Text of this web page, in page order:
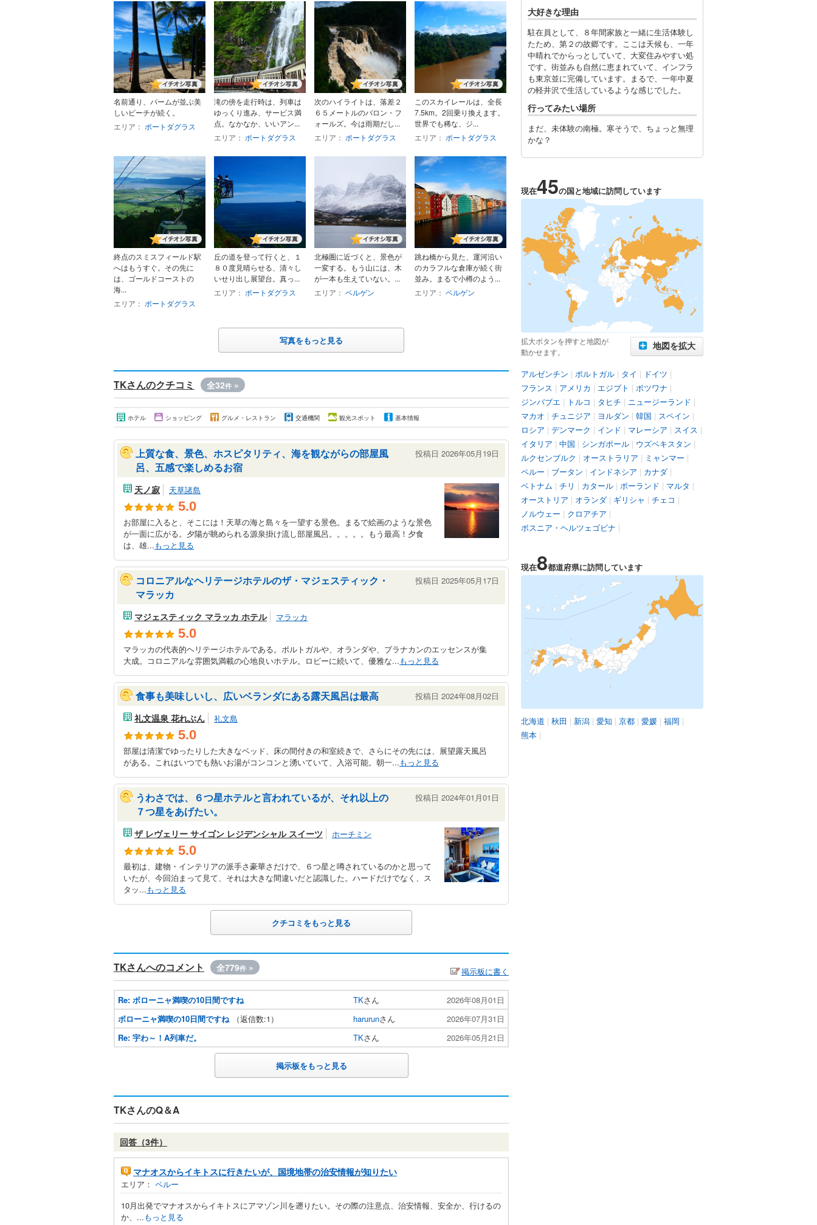
名前通り、パームが並ぶ美
しいビーチが続く。
エリア： ポートダグラス
滝の傍を走行時は、列車は
ゆっくり進み、サービス満
点。なかなか、いいアン...
エリア： ポートダグラス
次のハイライトは、落差２
６５メートルのバロン・フ
ォールズ。今は雨期だし...
エリア： ポートダグラス
このスカイレールは、全長
7.5km。2回乗り換えます。
世界でも稀な、ジ...
エリア： ポートダグラス
終点のスミスフィールド駅
へはもうすぐ。その先に
は、ゴールドコーストの
海...
エリア： ポートダグラス
丘の道を登って行くと、１
８０度見晴らせる、清々し
いせり出し展望台。真っ...
エリア： ポートダグラス
北極圏に近づくと、景色が
一変する。もう山には、木
が一本も生えていない。...
エリア： ベルゲン
跳ね橋から見た、運河沿い
のカラフルな倉庫が続く街
並み。まるで小樽のよう...
エリア： ベルゲン
写真をもっと見る
TKさんのクチコミ 全32件 »
ホテル ショッピング グルメ・レストラン 交通機関 観光スポット 基本情報
上質な食、景色、ホスピタリティ、海を観ながらの部屋風
呂、五感で楽しめるお宿
投稿日 2026年05月19日
天ノ寂 天草諸島
5.0
お部屋に入ると、そこには！天草の海と島々を一望する景色。まるで絵画のような景色
が一面に広がる。夕陽が眺められる源泉掛け流し部屋風呂。。。。。もう最高！夕食
は、雄...もっと見る
コロニアルなヘリテージホテルのザ・マジェスティック・
マラッカ
投稿日 2025年05月17日
マジェスティック マラッカ ホテル マラッカ
5.0
マラッカの代表的ヘリテージホテルである。ポルトガルや、オランダや、ブラナカンのエッセンスが集
大成。コロニアルな雰囲気満載の心地良いホテル。ロビーに続いて、優雅な...もっと見る
食事も美味しいし、広いベランダにある露天風呂は最高 投稿日 2024年08月02日
礼文温泉 花れぶん 礼文島
5.0
部屋は清潔でゆったりした大きなベッド、床の間付きの和室続きで、さらにその先には、展望露天風呂
がある。これはいつでも熱いお湯がコンコンと湧いていて、入浴可能。朝一...もっと見る
うわさでは、６つ星ホテルと言われているが、それ以上の
７つ星をあげたい。
投稿日 2024年01月01日
ザ レヴェリー サイゴン レジデンシャル スイーツ ホーチミン
5.0
最初は、建物・インテリアの派手さ豪華さだけで、６つ星と噂されているのかと思って
いたが、今回泊まって見て、それは大きな間違いだと認識した。ハードだけでなく、ス
タッ...もっと見る
クチコミをもっと見る
TKさんへのコメント 全779件 » 掲示板に書く
Re: ボローニャ満喫の10日間ですね TKさん
2026年08月01日
ボローニャ満喫の10日間ですね
（返信数:1） harurunさん
2026年07月31日
Re: 宇わ～！A列車だ。
TKさん 2026年05月21日
掲示板をもっと見る
TKさんのQ＆A
回答（3件）
マナオスからイキトスに行きたいが、国境地帯の治安情報が知りたい
エリア： ペルー
10月出発でマナオスからイキトスにアマゾン川を遡りたい。その際の注意点、治安情報、安全か、行けるの
か、...もっと見る
大好きな理由
駐在員として、８年間家族と一緒に生活体験し
たため、第２の故郷です。ここは天候も、一年
中晴れでからっとしていて、大変住みやすい処
です。街並みも自然に恵まれていて、インフラ
も東京並に完備しています。まるで、一年中夏
の軽井沢で生活しているような感じでした。
行ってみたい場所
まだ、未体験の南極。寒そうで、ちょっと無理
かな？
現在45の国と地域に訪問しています
拡大ボタンを押すと地図が
動かせます。
地図を拡大
アルゼンチン | ポルトガル | タイ | ドイツ |
フランス | アメリカ | エジプト | ボツワナ |
ジンバブエ | トルコ | タヒチ | ニュージーランド |
マカオ | チュニジア | ヨルダン | 韓国 | スペイン |
ロシア | デンマーク | インド | マレーシア | スイス |
イタリア | 中国 | シンガポール | ウズベキスタン |
ルクセンブルク | オーストラリア | ミャンマー |
ペルー | ブータン | インドネシア | カナダ |
ベトナム | チリ | カタール | ポーランド | マルタ |
オーストリア | オランダ | ギリシャ | チェコ |
ノルウェー | クロアチア |
ボスニア・ヘルツェゴビナ |
現在8都道府県に訪問しています
北海道 | 秋田 | 新潟 | 愛知 | 京都 | 愛媛 | 福岡 |
熊本 |